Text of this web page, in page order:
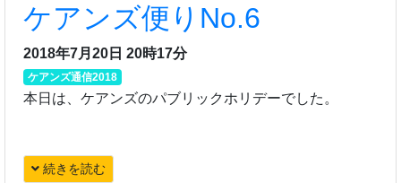
ケアンズ便りNo.6
2018年7月20日 20時17分
ケアンズ通信2018
本日は、ケアンズのパブリックホリデーでした。
続きを読む